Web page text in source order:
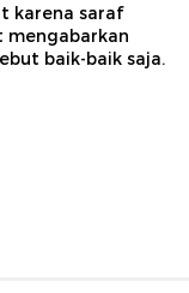
karena saraf
mengabarkan
baik-baik saja.